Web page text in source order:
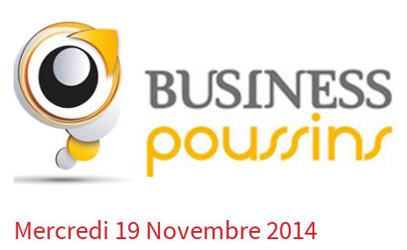
Mercredi 19 Novembre 2014